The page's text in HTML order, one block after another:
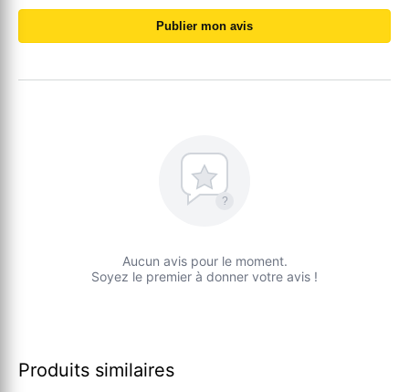
Publier mon avis
?
Aucun avis pour le moment.
Soyez le premier à donner votre avis !
Produits similaires